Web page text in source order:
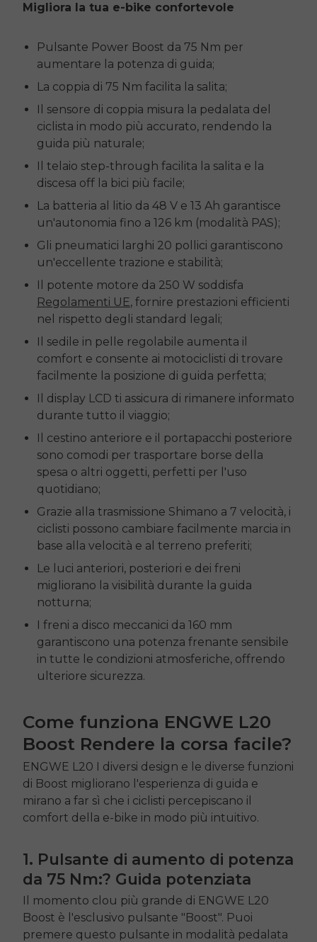
Migliora la tua e-bike confortevole
Pulsante Power Boost da 75 Nm per
aumentare la potenza di guida;
La coppia di 75 Nm facilita la salita;
Il sensore di coppia misura la pedalata del
ciclista in modo più accurato, rendendo la
guida più naturale;
Il telaio step-through facilita la salita e la
discesa off la bici più facile;
La batteria al litio da 48 V e 13 Ah garantisce
un'autonomia fino a 126 km (modalità PAS);
Gli pneumatici larghi 20 pollici garantiscono
un'eccellente trazione e stabilità;
Il potente motore da 250 W soddisfa
Regolamenti UE, fornire prestazioni efficienti
nel rispetto degli standard legali;
Il sedile in pelle regolabile aumenta il
comfort e consente ai motociclisti di trovare
facilmente la posizione di guida perfetta;
Il display LCD ti assicura di rimanere informato
durante tutto il viaggio;
Il cestino anteriore e il portapacchi posteriore
sono comodi per trasportare borse della
spesa o altri oggetti, perfetti per l'uso
quotidiano;
Grazie alla trasmissione Shimano a 7 velocità, i
ciclisti possono cambiare facilmente marcia in
base alla velocità e al terreno preferiti;
Le luci anteriori, posteriori e dei freni
migliorano la visibilità durante la guida
notturna;
I freni a disco meccanici da 160 mm
garantiscono una potenza frenante sensibile
in tutte le condizioni atmosferiche, offrendo
ulteriore sicurezza.
Come funziona ENGWE L20
Boost Rendere la corsa facile?
ENGWE L20 I diversi design e le diverse funzioni
di Boost migliorano l'esperienza di guida e
mirano a far sì che i ciclisti percepiscano il
comfort della e-bike in modo più intuitivo.
1. Pulsante di aumento di potenza
da 75 Nm:? Guida potenziata
Il momento clou più grande di ENGWE L20
Boost è l'esclusivo pulsante "Boost". Puoi
premere questo pulsante in modalità pedalata